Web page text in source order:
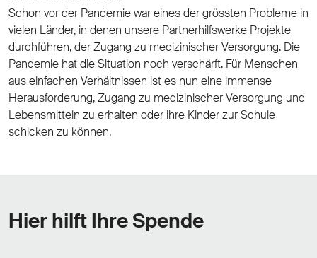
Schon vor der Pandemie war eines der grössten Probleme in
vielen Länder, in denen unsere Partnerhilfswerke Projekte
durchführen, der Zugang zu medizinischer Versorgung. Die
Pandemie hat die Situation noch verschärft. Für Menschen
aus einfachen Verhältnissen ist es nun eine immense
Herausforderung, Zugang zu medizinischer Versorgung und
Lebensmitteln zu erhalten oder ihre Kinder zur Schule
schicken zu können.
Hier hilft Ihre Spende